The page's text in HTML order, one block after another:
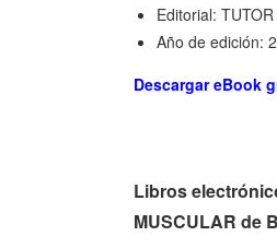
Editorial: TUTOR
Año de edición:
Descargar eBook
Libros
MUSCULAR de